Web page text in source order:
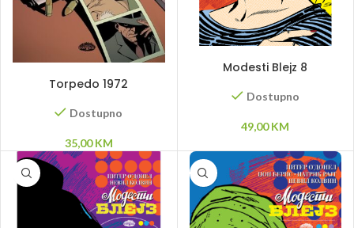
Torpedo 1972
Dostupno
35,00KM
Modesti Blejz 8
Dostupno
49,00KM